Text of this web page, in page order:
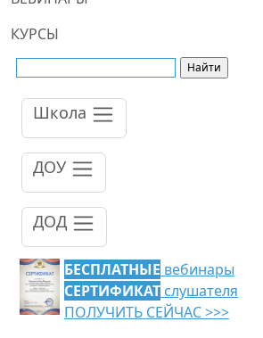
КУРСЫ
Школа
ДОУ
ДОД
БЕСПЛАТНЫЕ вебинары
СЕРТИФИКАТ слушателя
ПОЛУЧИТЬ СЕЙЧАС >>>